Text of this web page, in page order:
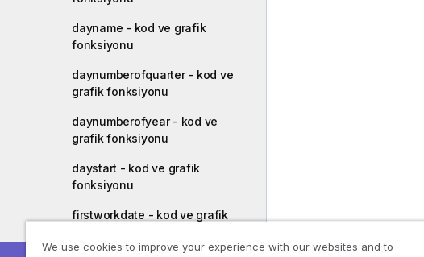
dayname - kod ve grafik
fonksiyonu
daynumberofquarter - kod ve
grafik fonksiyonu
daynumberofyear - kod ve
grafik fonksiyonu
daystart - kod ve grafik
fonksiyonu
firstworkdate - kod ve grafik
We use cookies to improve your experience with our websites and to